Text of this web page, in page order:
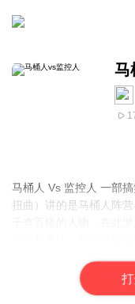
马
马桶人 Vs 监控人 一部
扭曲）讲的是马桶人阵
好评和关注，私信可以
打